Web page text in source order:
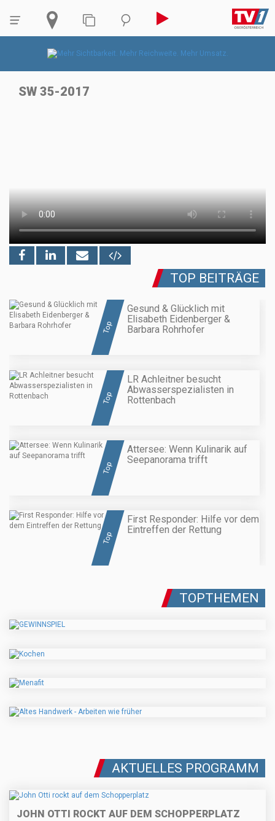
SW 35-2017
TOP BEITRÄGE
Top
Gesund & Glücklich mit
Elisabeth Eidenberger &
Barbara Rohrhofer
Top
LR Achleitner besucht
Abwasserspezialisten in
Rottenbach
Top
Attersee: Wenn Kulinarik auf
Seepanorama trifft
Top
First Responder: Hilfe vor dem
Eintreffen der Rettung
TOPTHEMEN
AKTUELLES PROGRAMM
JOHN OTTI ROCKT AUF DEM SCHOPPERPLATZ